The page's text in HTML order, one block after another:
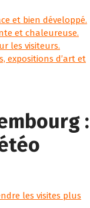
et bien développé.
et chaleureuse.
les visiteurs.
expositions d’art et
:
les visites plus